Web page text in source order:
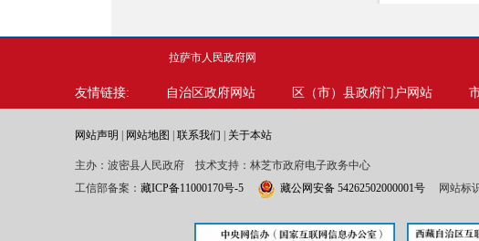
拉萨市人民政府网
友情链接: 自治区政府网站 区（市）县政府门户网站
网站声明 网站地图 联系我们 关于本站
主办：波密县人民政府 技术支持：林芝市政府电子政务中心
工信部备案： 藏ICP备11000170号-5 藏公网安备 54262502000001号 网站标